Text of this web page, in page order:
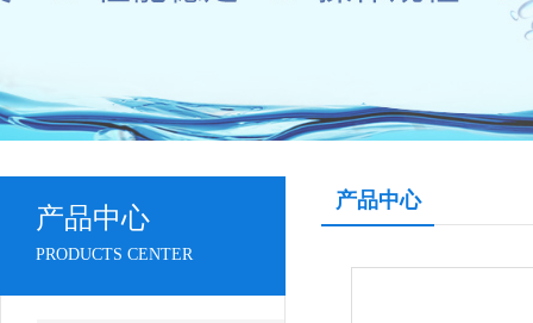
产品中心
PRODUCTS CENTER
产品中心